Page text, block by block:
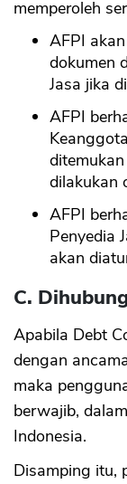
memperoleh
AFPI
dokumen
Jasa jika
AFPI
dilakukan
AFPI
Penyedia
akan
C.
Apabila Debt
dengan
maka
berwajib,
Indonesia.
Disamping itu,